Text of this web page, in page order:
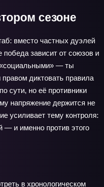
сезоне
вместо частных дуэлей
победа зависит от союзов и
«социальными» — ты
диктовать правила
сути, но её противники
напряжение держится не
усиливает тему контроля:
— и именно против этого
в хронологическом